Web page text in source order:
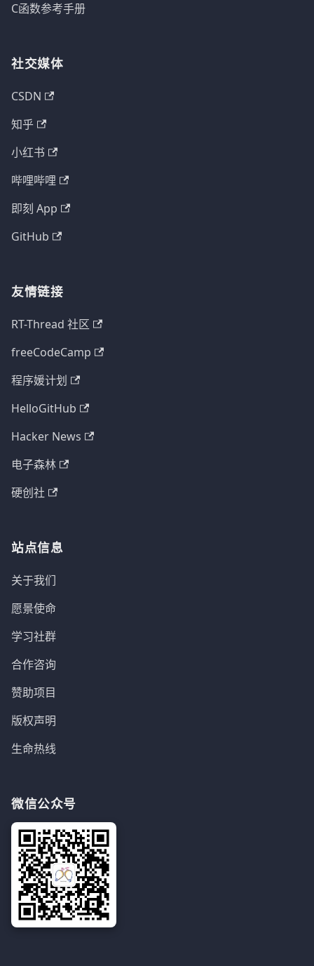
C函数参考手册
社交媒体
CSDN
知乎
小红书
哔哩哔哩
即刻 App
GitHub
友情链接
RT-Thread 社区
freeCodeCamp
程序媛计划
HelloGitHub
Hacker News
电子森林
硬创社
站点信息
关于我们
愿景使命
学习社群
合作咨询
赞助项目
版权声明
生命热线
微信公众号